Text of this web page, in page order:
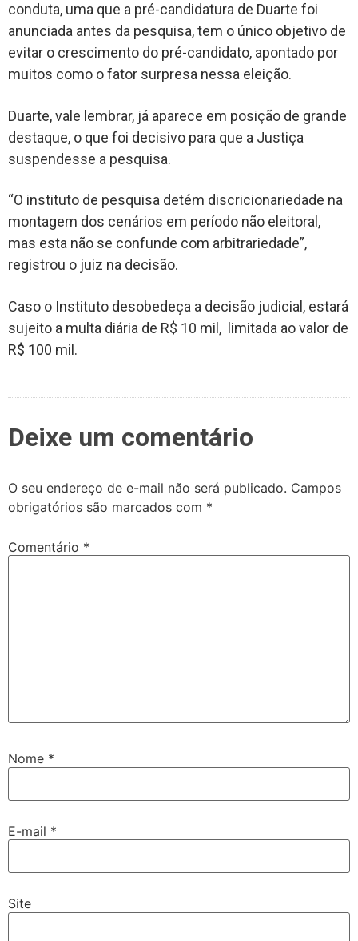
conduta, uma que a pré-candidatura de Duarte foi
anunciada antes da pesquisa, tem o único objetivo de
evitar o crescimento do pré-candidato, apontado por
muitos como o fator surpresa nessa eleição.
Duarte, vale lembrar, já aparece em posição de grande
destaque, o que foi decisivo para que a Justiça
suspendesse a pesquisa.
“O instituto de pesquisa detém discricionariedade na
montagem dos cenários em período não eleitoral,
mas esta não se confunde com arbitrariedade”,
registrou o juiz na decisão.
Caso o Instituto desobedeça a decisão judicial, estará
sujeito a multa diária de R$ 10 mil, limitada ao valor de
R$ 100 mil.
Deixe um comentário
O seu endereço de e-mail não será publicado. Campos
obrigatórios são marcados com *
Comentário *
Nome *
E-mail *
Site